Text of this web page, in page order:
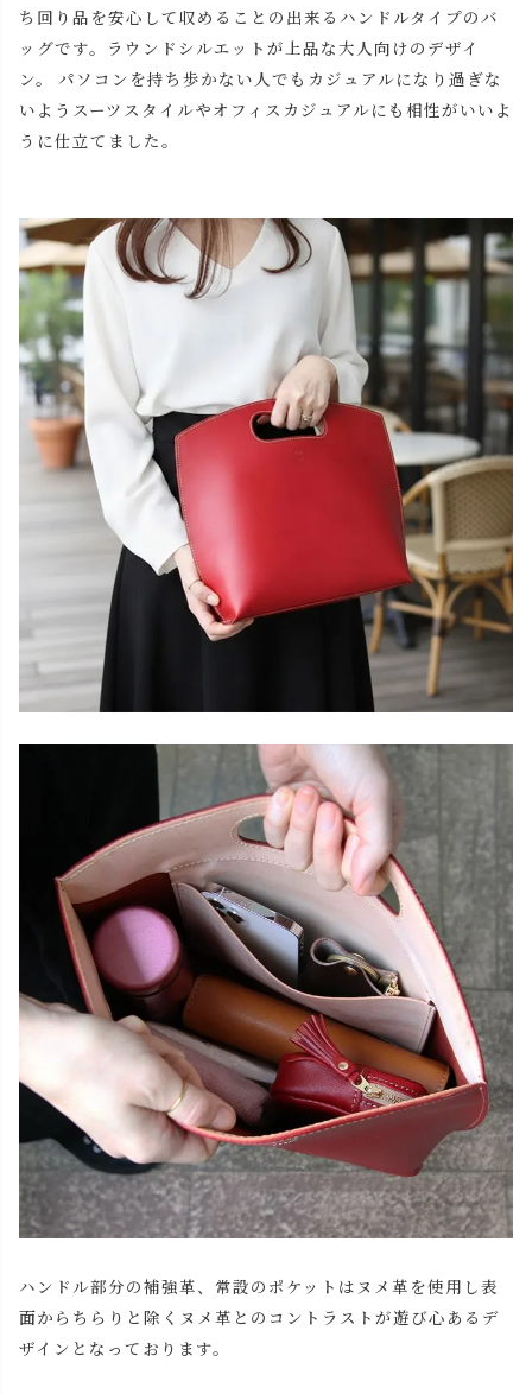
ち回り品を安心して収めることの出来るハンドルタイプのバ
ッグです。ラウンドシルエットが上品な大人向けのデザイ
ン。 パソコンを持ち歩かない人でもカジュアルになり過ぎな
いようスーツスタイルやオフィスカジュアルにも相性がいいよ
うに仕立てました。
ハンドル部分の補強革、常設のポケットはヌメ革を使用し表
面からちらりと除くヌメ革とのコントラストが遊び心あるデ
ザインとなっております。